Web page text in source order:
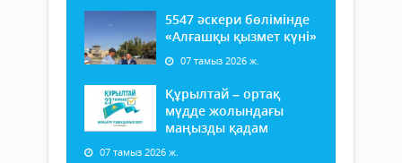
5547 әскери бөлімінде
«Алғашқы қызмет күні»
07 тамыз 2026 ж.
Құрылтай – ортақ
мүдде жолындағы
маңызды қадам
07 тамыз 2026 ж.